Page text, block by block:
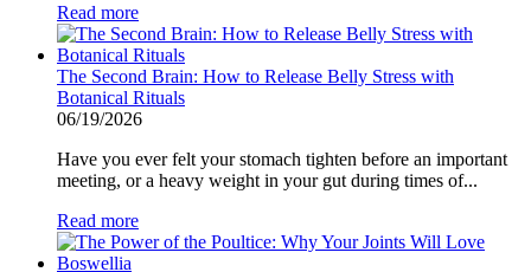
Read more
The Second Brain: How to Release Belly Stress with
Botanical Rituals
06/19/2026
Have you ever felt your stomach tighten before an important
meeting, or a heavy weight in your gut during times of...
Read more